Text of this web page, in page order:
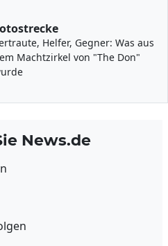
Helfer, Gegner: Was aus
Machtzirkel von "The Don"
News.de